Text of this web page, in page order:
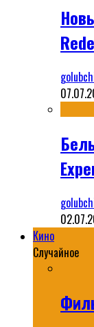
Кино
Случайное